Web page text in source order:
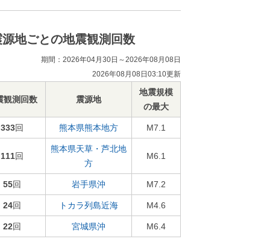
源地ごとの地震観測回数
期間：2026年04月30日～2026年08月08日
2026年08月08日03:10更新
観測回数 震源地
地震規模
の最大
333回 熊本県熊本地方 M7.1
111回
熊本県天草・芦北地
方
M6.1
55回 岩手県沖 M7.2
24回 トカラ列島近海 M4.6
22回 宮城県沖 M6.4